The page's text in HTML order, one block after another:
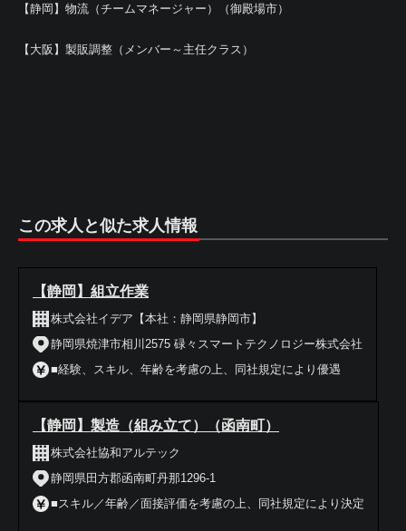
【静岡】物流（チームマネージャー）（御殿場市）
【大阪】製販調整（メンバー～主任クラス）
この求人と似た求人情報
【静岡】組立作業
株式会社イデア【本社：静岡県静岡市】
静岡県焼津市相川2575 碌々スマートテクノロジー株式会社
■経験、スキル、年齢を考慮の上、同社規定により優遇
【静岡】製造（組み立て）（函南町）
株式会社協和アルテック
静岡県田方郡函南町丹那1296-1
■スキル／年齢／面接評価を考慮の上、同社規定により決定